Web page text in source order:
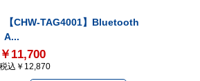
【CHW-TAG4001】Bluetooth
A...
￥11,700
税込￥12,870